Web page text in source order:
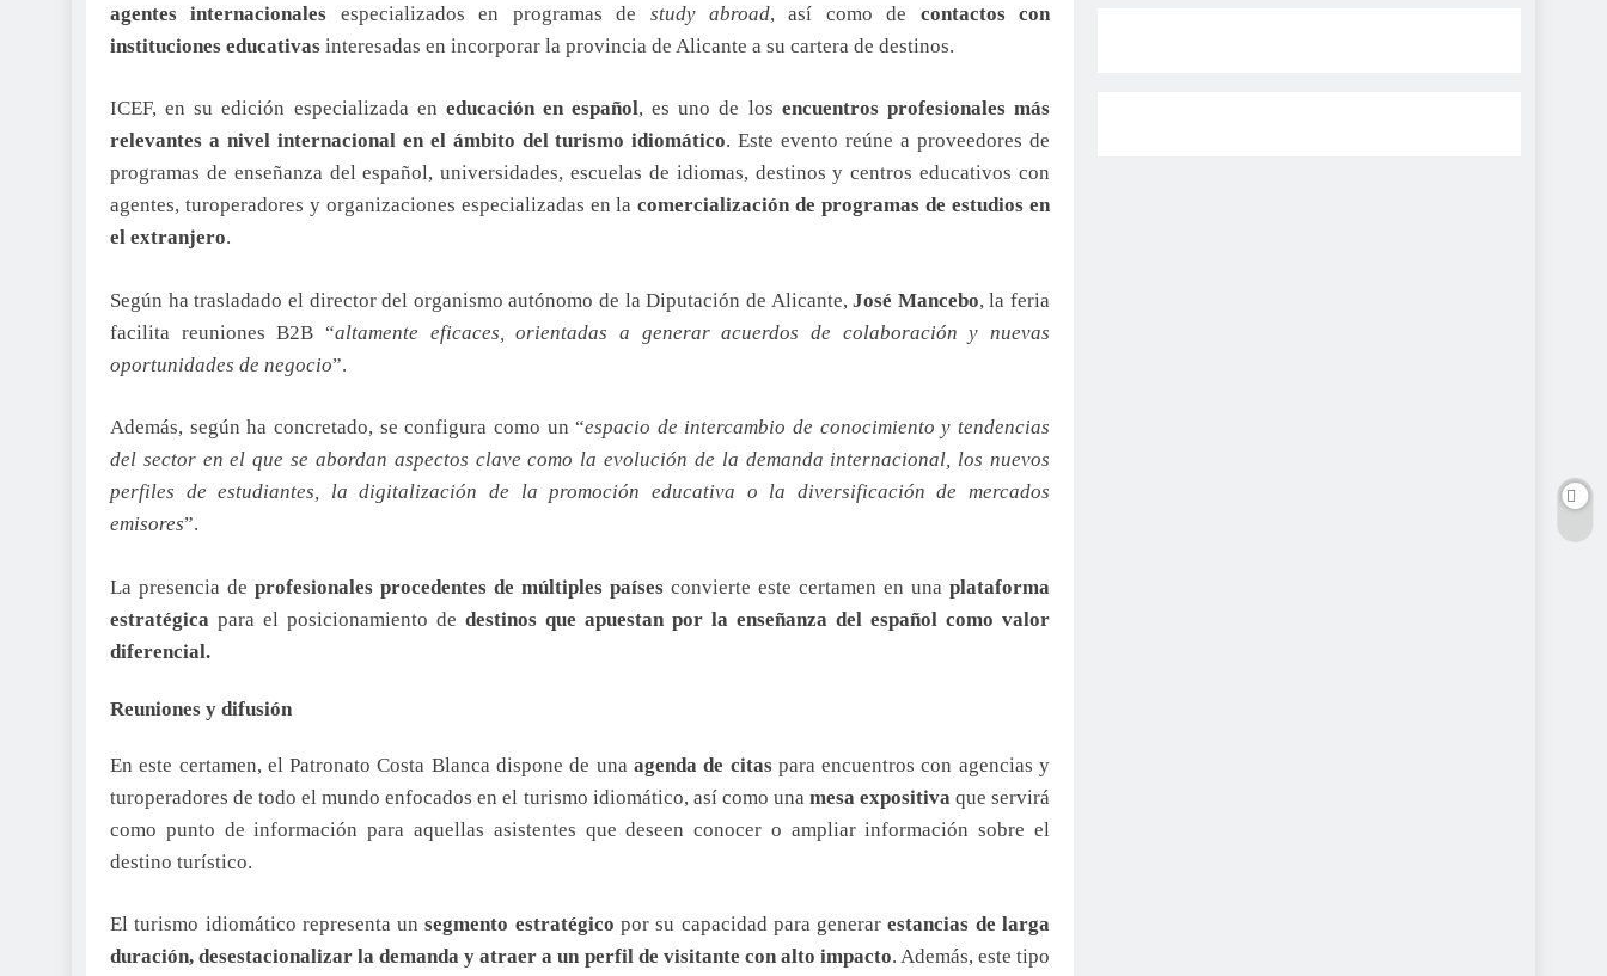
agentes internacionales especializados en programas de study abroad, así como de contactos con
instituciones educativas interesadas en incorporar la provincia de Alicante a su cartera de destinos.
ICEF, en su edición especializada en educación en español, es uno de los encuentros profesionales más
relevantes a nivel internacional en el ámbito del turismo idiomático. Este evento reúne a proveedores de
programas de enseñanza del español, universidades, escuelas de idiomas, destinos y centros educativos con
agentes, turoperadores y organizaciones especializadas en lacomercialización de programas de estudios en
el extranjero.
Según ha trasladado el director del organismo autónomo de la Diputación de Alicante,José Mancebo, la feria
facilita reuniones B2B “altamente eficaces, orientadas a generar acuerdos de colaboración y nuevas
oportunidades de negocio”.
Además, según ha concretado, se configura como un “espacio de intercambio de conocimiento y tendencias
del sector en el que se abordan aspectos clave como la evolución de la demanda internacional, los nuevos
perfiles de estudiantes, la digitalización de la promoción educativa o la diversificación de mercados
emisores”.
La presencia de profesionales procedentes de múltiples países convierte este certamen en una plataforma
estratégica para el posicionamiento de destinos que apuestan por la enseñanza del español como valor
diferencial.
Reuniones y difusión
En este certamen, el Patronato Costa Blanca dispone de una agenda de citaspara encuentros con agencias y
turoperadores de todo el mundo enfocados en el turismo idiomático, así como una mesa expositiva que servirá
como punto de información para aquellas asistentes que deseen conocer o ampliar información sobre el
destino turístico.
El turismo idiomático representa unsegmento estratégico por su capacidad para generarestancias de larga
duración, desestacionalizar la demanda y atraer a un perfil de visitante con alto impacto. Además, este tipo